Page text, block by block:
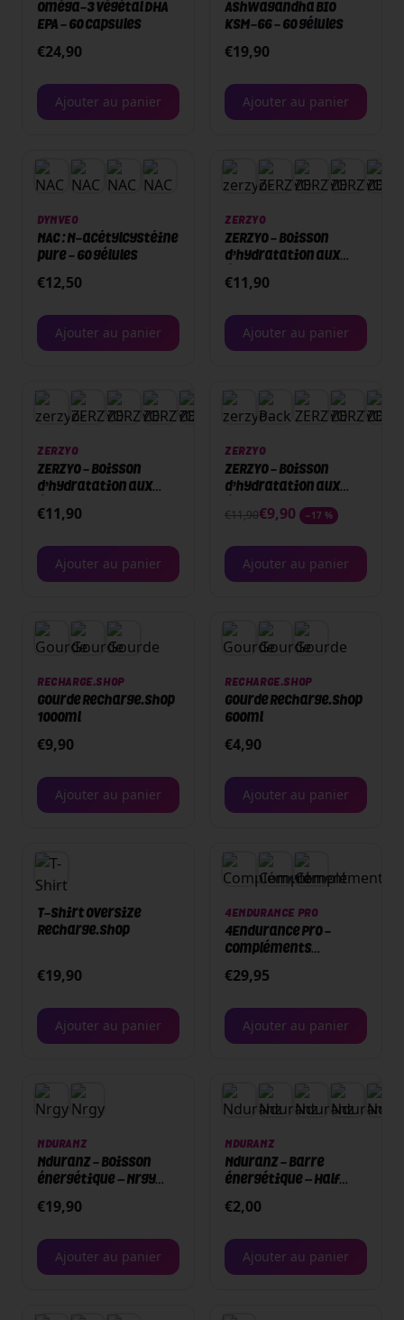
Oméga-3 végétal DHA
EPA - 60 capsules
€24,90
Ajouter au panier
Ashwagandha BIO
KSM-66 - 60 gélules
€19,90
Ajouter au panier
DYNVEO
NAC : N-acétylcystéine
pure - 60 gélules
€12,50
Ajouter au panier
ZERZYO
ZERZYO - Boisson
d’hydratation aux
sticks - Cassis
€11,90
Ajouter au panier
+2
ZERZYO
ZERZYO - Boisson
d’hydratation aux
sticks -
€11,90
Ajouter au panier
ZERZYO
ZERZYO - Boisson
d’hydratation aux
sticks - Citron
€11,90€9,90 −17 %
Ajouter au panier
RECHARGE.SHOP
Gourde Recharge.Shop
1000ml
€9,90
Ajouter au panier
RECHARGE.SHOP
Gourde Recharge.Shop
600ml
€4,90
Ajouter au panier
T-Shirt Oversize
Recharge.Shop
€19,90
Ajouter au panier
4ENDURANCE PRO
4Endurance Pro -
Compléments
capsules - Vitamin
€29,95
Ajouter au panier
NDURANZ
Nduranz - Boisson
énergétique – Nrgy
€19,90
Ajouter au panier
NDURANZ
Nduranz - Barre
énergétique – Half
Citron - Boite ou unité
€2,00
Ajouter au panier